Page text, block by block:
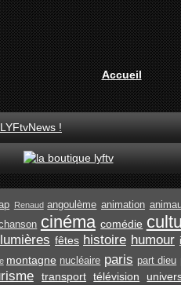
Accueil
!
Renaud angoulème animation
cinéma comédie
fêtes histoire humour
montagne nucléaire paris part dieu
transport télévision